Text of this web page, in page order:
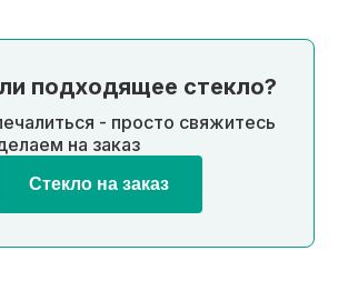
подходящее стекло?
- просто свяжитесь
на заказ
Стекло на заказ